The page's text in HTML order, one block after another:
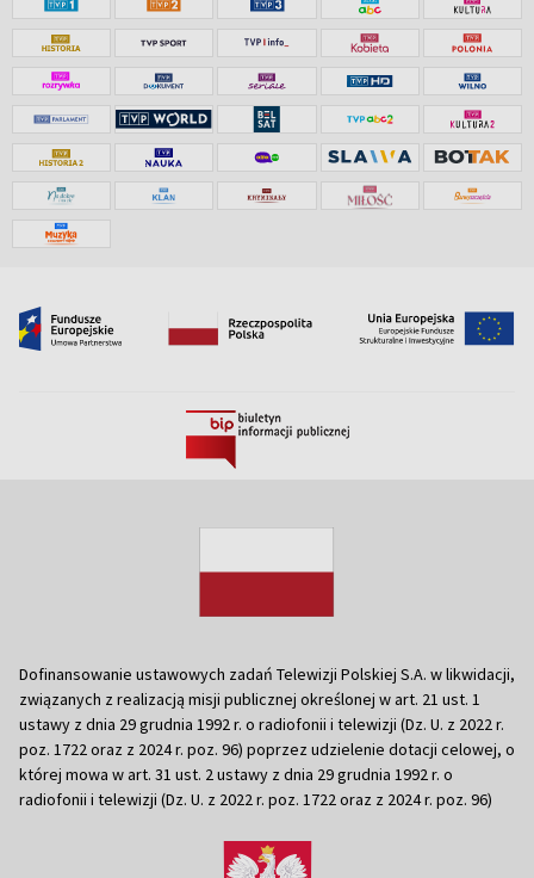
Dofinansowanie ustawowych zadań Telewizji Polskiej S.A. w likwidacji,
związanych z realizacją misji publicznej określonej w art. 21 ust. 1
ustawy z dnia 29 grudnia 1992 r. o radiofonii i telewizji (Dz. U. z 2022 r.
poz. 1722 oraz z 2024 r. poz. 96) poprzez udzielenie dotacji celowej, o
której mowa w art. 31 ust. 2 ustawy z dnia 29 grudnia 1992 r. o
radiofonii i telewizji (Dz. U. z 2022 r. poz. 1722 oraz z 2024 r. poz. 96)